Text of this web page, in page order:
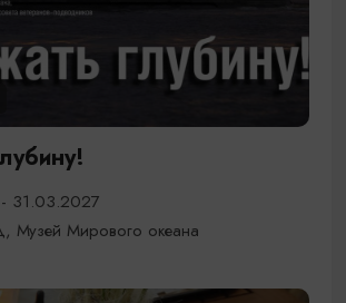
31.03.2027
Музей Мирового океана